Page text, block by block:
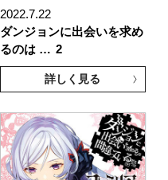
2022.7.22
ダンジョンに出会いを求め
るのは … 2
詳しく見る